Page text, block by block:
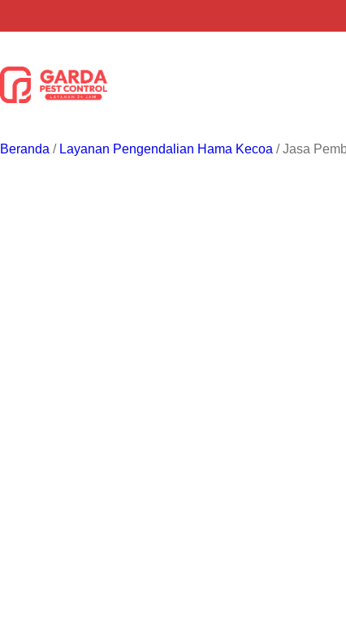
ke
Beranda / Layanan Pengendalian Hama Kecoa / Jasa